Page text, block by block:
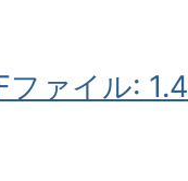
ファイル: